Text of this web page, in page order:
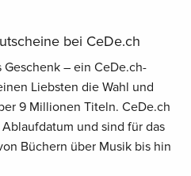
bei CeDe.ch
– ein CeDe.ch-
Liebsten die Wahl und
9 Millionen Titeln. CeDe.ch
und sind für das
Büchern über Musik bis hin